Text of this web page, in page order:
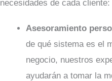
necesidades de cada cliente:
Asesoramiento
de qué sistema es el
negocio, nuestros
ayudarán a tomar la